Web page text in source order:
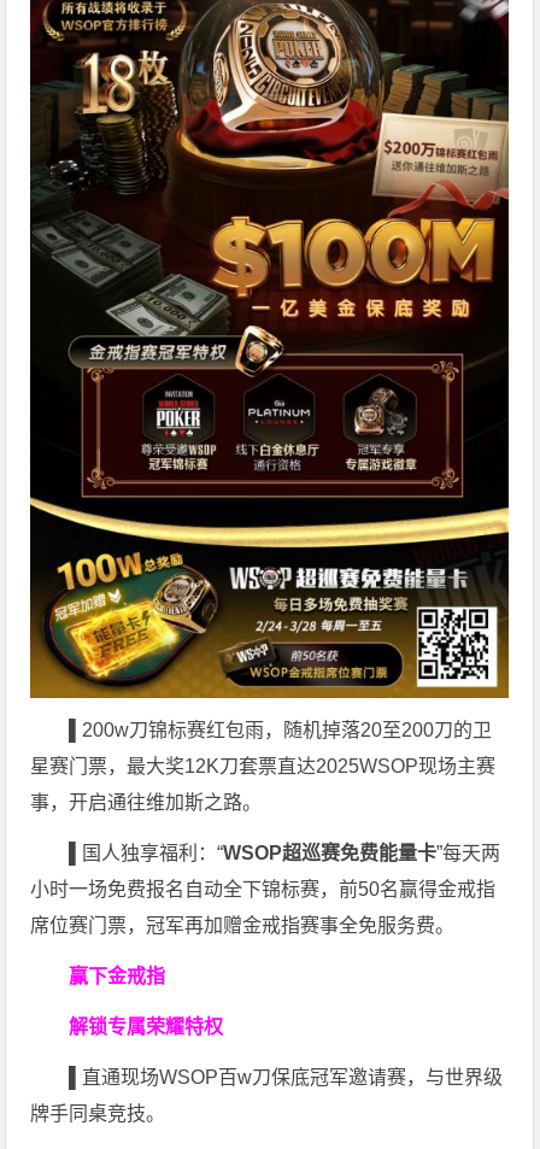
200w刀锦标赛红包雨，随机掉落20至200刀的卫
星赛门票，最大奖12K刀套票直达2025WSOP现场主赛
事，开启通往维加斯之路。
国人独享福利：“WSOP超巡赛免费能量卡”每天两
小时一场免费报名自动全下锦标赛，前50名赢得金戒指
席位赛门票，冠军再加赠金戒指赛事全免服务费。
赢下金戒指
解锁专属荣耀特权
直通现场WSOP百w刀保底冠军邀请赛，与世界级
牌手同桌竞技。